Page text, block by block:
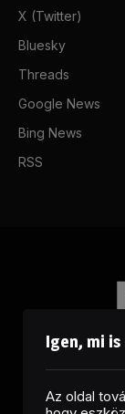
X (Twitter)
Bluesky
Threads
Google News
Bing News
RSS
Igen, mi
Az oldal